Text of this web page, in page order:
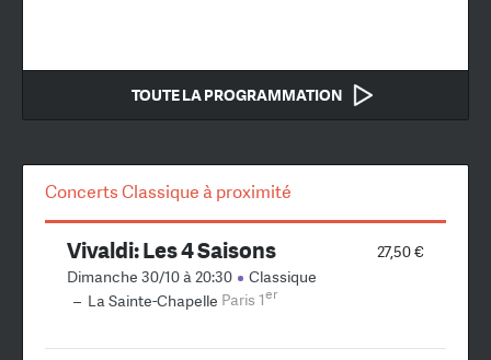
TOUTE LA PROGRAMMATION
Concerts Classique à proximité
27,50 €
Vivaldi: Les 4 Saisons
Dimanche 30/10 à 20:30
Classique
– La Sainte-Chapelle Paris 1er